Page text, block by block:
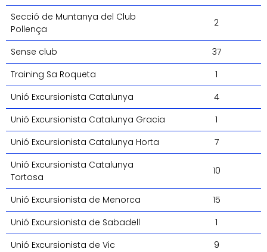
Secció de Muntanya del Club
Pollença
2
Sense club
37
Training Sa Roqueta
1
Unió Excursionista Catalunya
4
Unió Excursionista Catalunya Gracia
1
Unió Excursionista Catalunya Horta
7
Unió Excursionista Catalunya
Tortosa
10
Unió Excursionista de Menorca
15
Unió Excursionista de Sabadell
1
Unió Excursionista de Vic
9